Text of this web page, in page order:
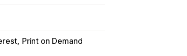
Print on Demand